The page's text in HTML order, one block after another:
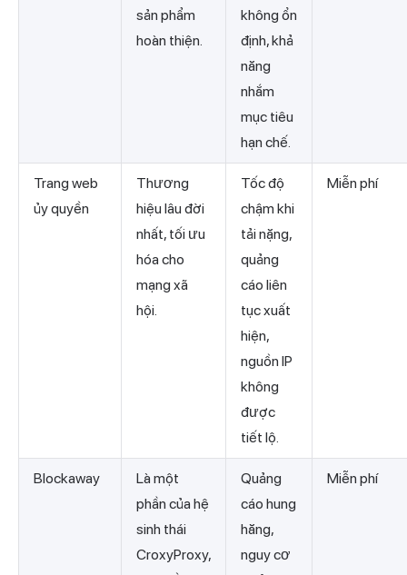
sản phẩm
hoàn thiện.
không ổn
định, khả
năng
nhắm
mục tiêu
hạn chế.
Trang web
ủy quyền
Thương
hiệu lâu đời
nhất, tối ưu
hóa cho
mạng xã
hội.
Tốc độ
chậm khi
tải nặng,
quảng
cáo liên
tục xuất
hiện,
nguồn IP
không
được
tiết lộ.
Miễn phí
Blockaway
Là một
phần của hệ
sinh thái
CroxyProxy,
Quảng
cáo hung
hăng,
nguy cơ
Miễn phí